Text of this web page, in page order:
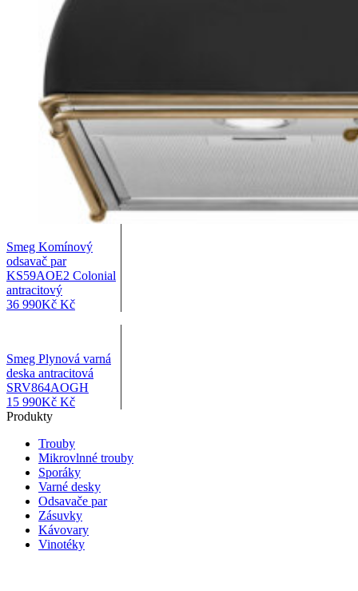
Smeg Komínový
odsavač par
KS59AOE2 Colonial
antracitový
36 990Kč Kč
Smeg Plynová varná
deska antracitová
SRV864AOGH
15 990Kč Kč
Produkty
Trouby
Mikrovlnné trouby
Sporáky
Varné desky
Odsavače par
Zásuvky
Kávovary
Vinotéky